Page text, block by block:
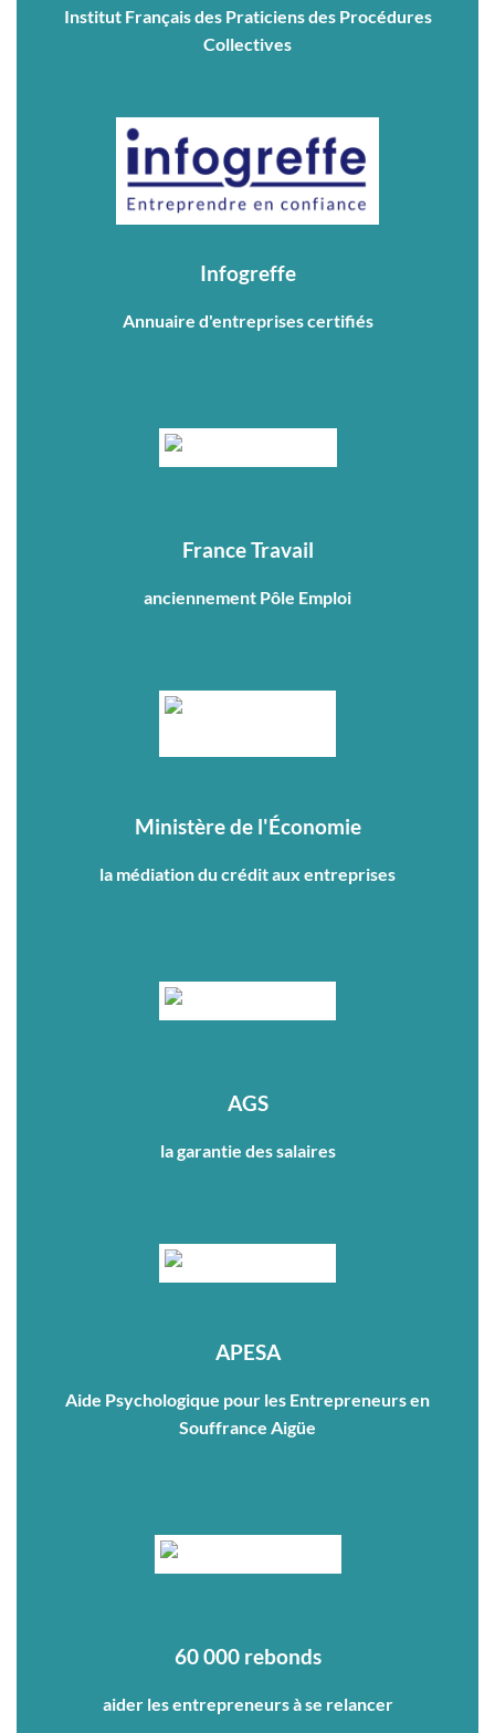
Institut Français des Praticiens des Procédures
Collectives
Infogreffe
Annuaire d'entreprises certifiés
France Travail
anciennement Pôle Emploi
Ministère de l'Économie
la médiation du crédit aux entreprises
AGS
la garantie des salaires
APESA
Aide Psychologique pour les Entrepreneurs en
Souffrance Aigüe
60 000 rebonds
aider les entrepreneurs à se relancer